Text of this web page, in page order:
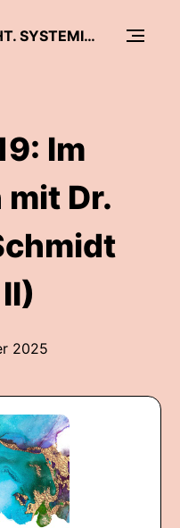
SELTEN SO GEDACHT. SYSTEMISCHE UND HYPNOSYSTEMISCHE KONZEPTE IM DIALOG
Im
Dr.
2025